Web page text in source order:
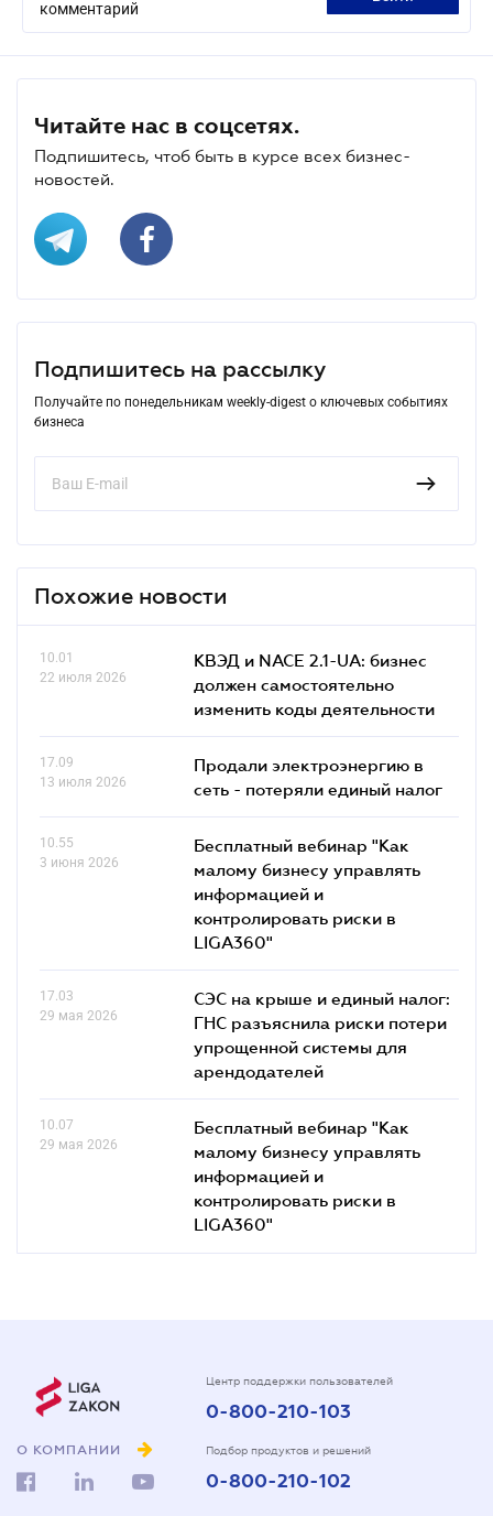
комментарий
Читайте нас в соцсетях.
Подпишитесь, чтоб быть в курсе всех бизнес-
новостей.
Подпишитесь на рассылку
Получайте по понедельникам weekly-digest о ключевых событиях
бизнеса
Похожие новости
10.01
22 июля 2026
КВЭД и NACE 2.1-UA: бизнес
должен самостоятельно
изменить коды деятельности
17.09
13 июля 2026
Продали электроэнергию в
сеть - потеряли единый налог
10.55
3 июня 2026
Бесплатный вебинар "Как
малому бизнесу управлять
информацией и
контролировать риски в
LIGA360"
17.03
29 мая 2026
СЭС на крыше и единый налог:
ГНС разъяснила риски потери
упрощенной системы для
арендодателей
10.07
29 мая 2026
Бесплатный вебинар "Как
малому бизнесу управлять
информацией и
контролировать риски в
LIGA360"
О КОМПАНИИ
Центр поддержки пользователей
0-800-210-103
Подбор продуктов и решений
0-800-210-102